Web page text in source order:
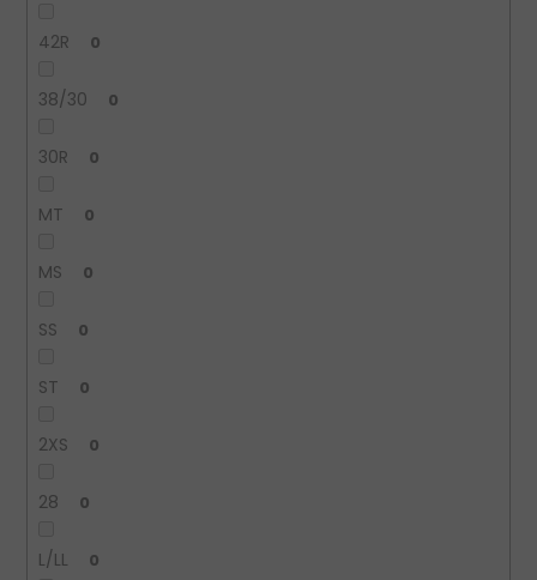
42R 0
38/30 0
30R 0
MT 0
MS 0
SS 0
ST 0
2XS 0
28 0
L/LL 0